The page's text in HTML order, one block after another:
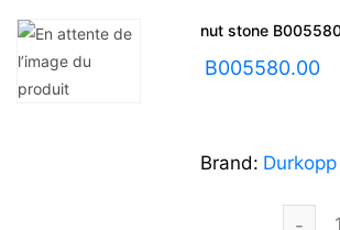
nut stone
B005580.00
Brand: Durkopp